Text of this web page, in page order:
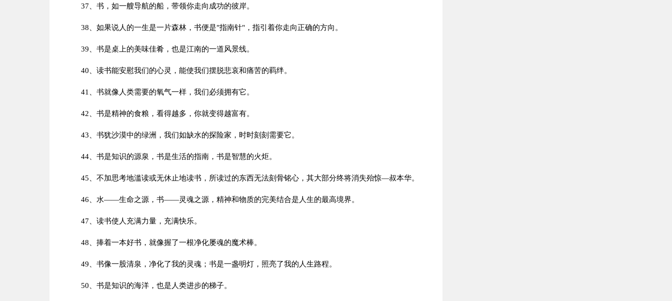
37、书，如一艘导航的船，带领你走向成功的彼岸。
38、如果说人的一生是一片森林，书便是"指南针"，指引着你走向正确的方向。
39、书是桌上的美味佳肴，也是江南的一道风景线。
40、读书能安慰我们的心灵，能使我们摆脱悲哀和痛苦的羁绊。
41、书就像人类需要的氧气一样，我们必须拥有它。
42、书是精神的食粮，看得越多，你就变得越富有。
43、书犹沙漠中的绿洲，我们如缺水的探险家，时时刻刻需要它。
44、书是知识的源泉，书是生活的指南，书是智慧的火炬。
45、不加思考地滥读或无休止地读书，所读过的东西无法刻骨铭心，其大部分终将消失殆惊—叔本华。
46、水——生命之源，书——灵魂之源，精神和物质的完美结合是人生的最高境界。
47、读书使人充满力量，充满快乐。
48、捧着一本好书，就像握了一根净化屡魂的魔术棒。
49、书像一股清泉，净化了我的灵魂；书是一盏明灯，照亮了我的人生路程。
50、书是知识的海洋，也是人类进步的梯子。